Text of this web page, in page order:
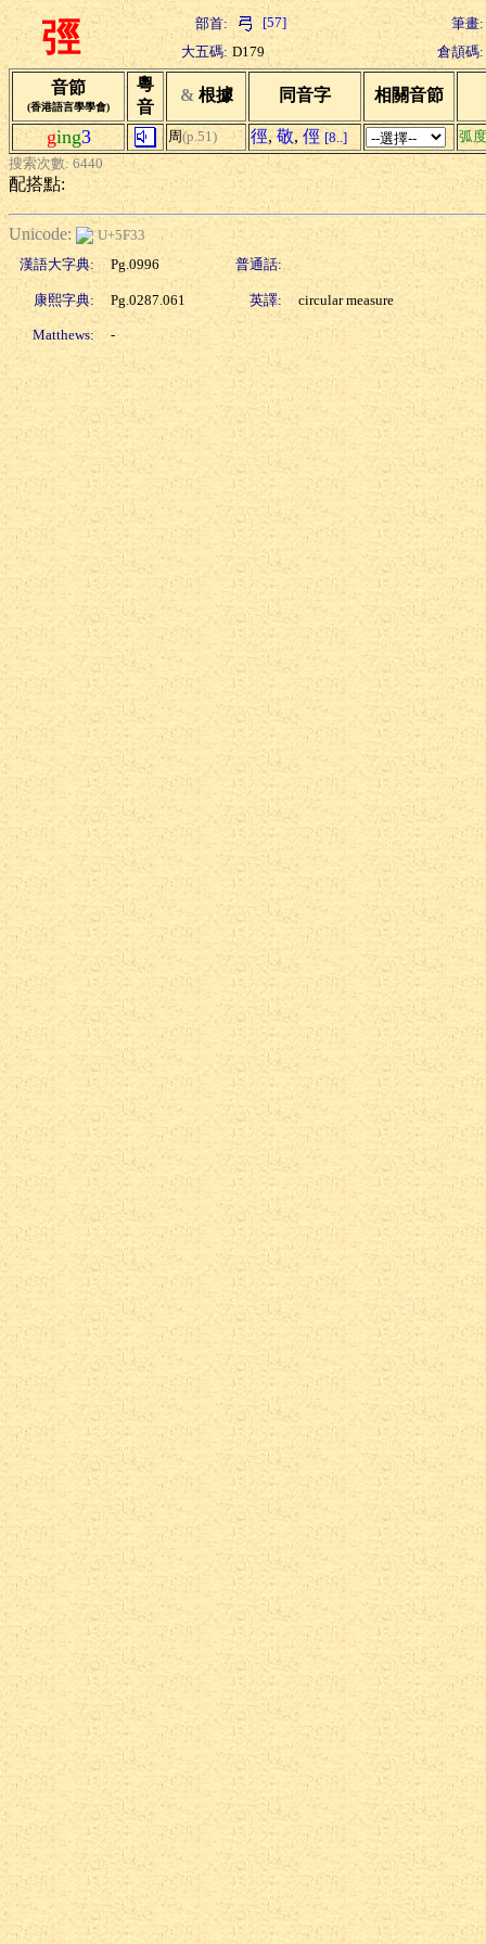
弳 部首: [57]
筆畫:
大五碼: D179 倉頡碼:
音節
(香港語言學學會)
粵
音
& 根據 同音字 相關音節
ging3 周(p.51) 徑, 敬, 俓 [8..]
弧度
搜索次數: 6440
配搭點:
Unicode:
U+5F33
漢語大字典:
Pg.0996 普通話:
康熙字典: Pg.0287.061 英譯: circular measure
Matthews: -